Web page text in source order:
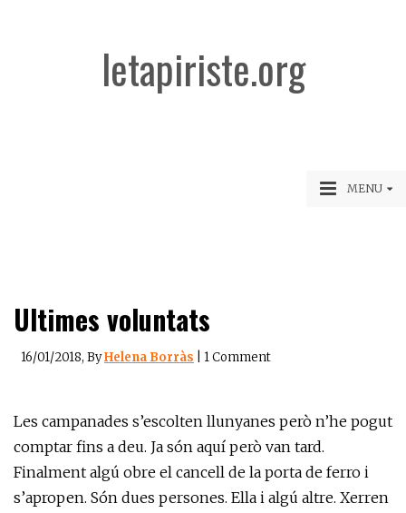
letapiriste.org
MENU
Ultimes voluntats
16/01/2018, ByHelena Borràs 1 Comment
Les campanades s’escolten llunyanes però n’he pogut
comptar fins a deu. Ja són aquí però van tard.
Finalment algú obre el cancell de la porta de ferro i
s’apropen. Són dues persones. Ella i algú altre. Xerren